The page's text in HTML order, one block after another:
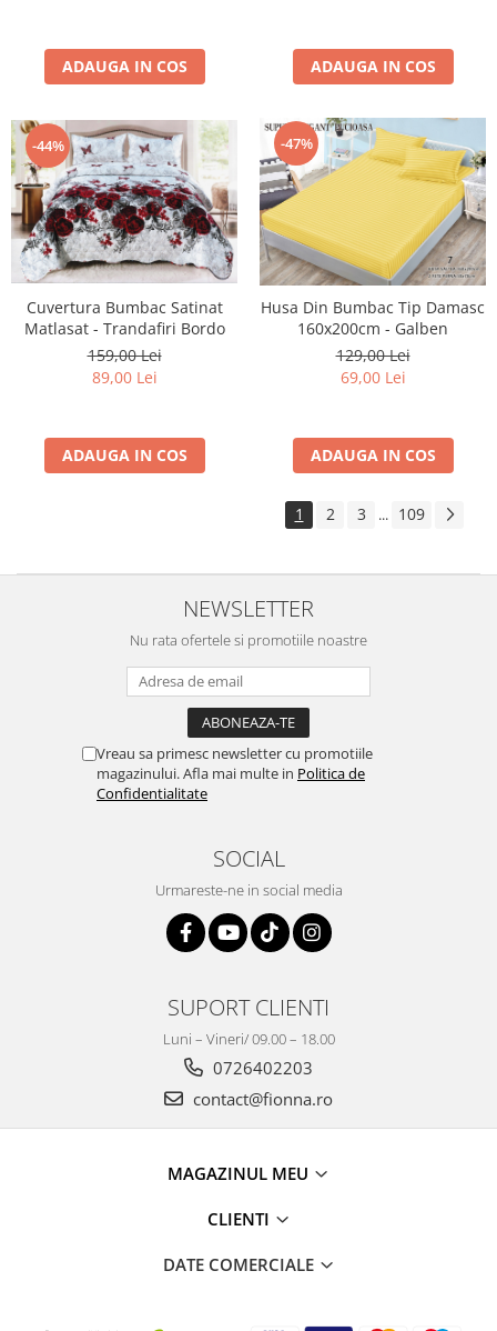
ADAUGA IN COS ADAUGA IN COS
-44%
Cuvertura Bumbac Satinat
Matlasat - Trandafiri Bordo
159,00 Lei
89,00 Lei
ADAUGA IN COS
-47%
Husa Din Bumbac Tip Damasc
160x200cm - Galben
129,00 Lei
69,00 Lei
ADAUGA IN COS
1 2 3 ... 109
NEWSLETTER
Nu rata ofertele si promotiile noastre
Vreau sa primesc newsletter cu promotiile
magazinului. Afla mai multe in Politica de
Confidentialitate
SOCIAL
Urmareste-ne in social media
SUPORT CLIENTI
Luni – Vineri/ 09.00 – 18.00
0726402203
contact@fionna.ro
MAGAZINUL MEU
CLIENTI
DATE COMERCIALE